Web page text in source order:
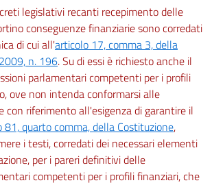
legislativi recanti recepimento delle
conseguenze finanziarie sono corredati
di cui all'articolo 17, comma 3, della
n. 196. Su di essi è richiesto anche il
parlamentari competenti per i profili
ove non intenda conformarsi alle
con riferimento all'esigenza di garantire il
81, quarto comma, della Costituzione,
i testi, corredati dei necessari elementi
per i pareri definitivi delle
competenti per i profili finanziari, che